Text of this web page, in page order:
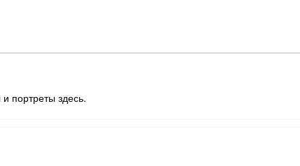
портреты здесь.